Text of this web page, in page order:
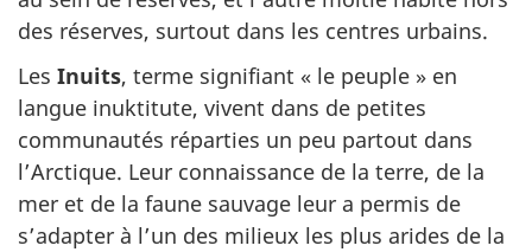
des réserves, surtout dans les centres urbains.
Les Inuits, terme signifiant « le peuple » en
langue inuktitute, vivent dans de petites
communautés réparties un peu partout dans
l’Arctique. Leur connaissance de la terre, de la
mer et de la faune sauvage leur a permis de
s’adapter à l’un des milieux les plus arides de la